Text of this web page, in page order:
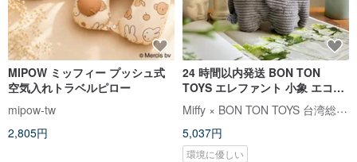
MIPOW ミッフィー プッシュ式
空気入れトラベルピロー
mipow-tw
2,805円
24 時間以内発送 BON TON
TOYS エレファント 小象 エココ
ーデュロイ ぬいぐるみ - グレー
23CM
Miffy × BON TON TOYS 台湾総代理店
5,037円
環境に優しい